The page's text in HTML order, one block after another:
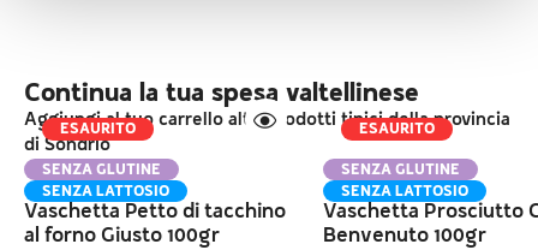
Continua la tua spesa valtellinese
Aggiungi al tuo carrello altri prodotti tipici della provincia
di Sondrio
ESAURITO
SENZA GLUTINE
SENZA LATTOSIO
Vaschetta Petto di tacchino
al forno Giusto 100gr
ESAURITO
SENZA GLUTINE
SENZA LATTOSIO
Vaschetta Prosciutto
Benvenuto 100gr